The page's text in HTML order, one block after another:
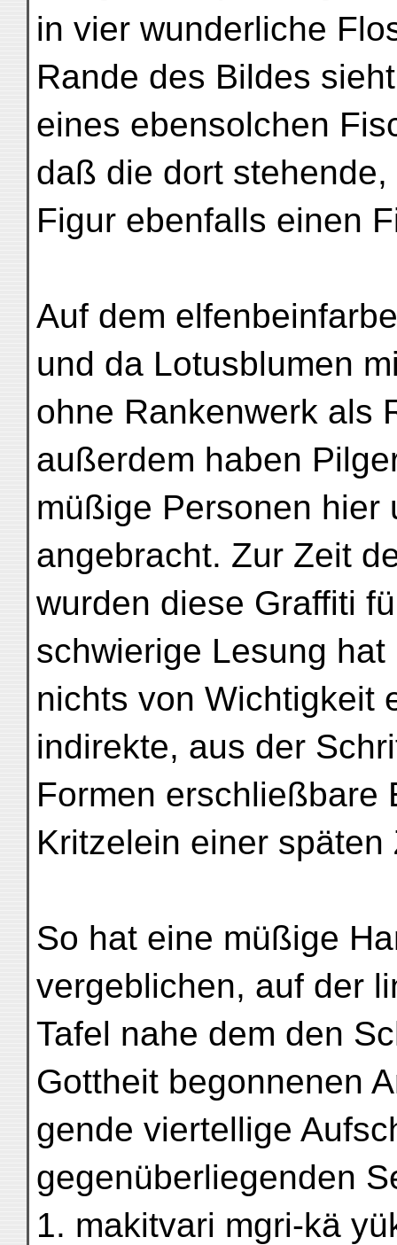
in vier wunderliche
Rande des Bildes
eines ebensolchen
daß die dort
Figur ebenfalls einen
Auf dem
und da Lotusblumen
ohne Rankenwerk als
außerdem haben
müßige Personen hier
angebracht. Zur Zeit
wurden diese Graffiti
schwierige Lesung
nichts von Wichtigkeit
indirekte, aus der
Formen erschließbare
Kritzelein einer
So hat eine müßige
vergeblichen, auf der
Tafel nahe dem den
Gottheit begonnenen
gende viertellige
gegenüberliegenden
1. makitvari mgri-kä